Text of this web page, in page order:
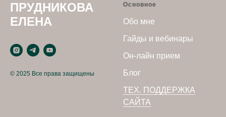
ПРУДНИКОВА
ЕЛЕНА
© 2025 Все права защищены
Основное
Обо мне
Гайды и вебинары
Он-лайн прием
Блог
ТЕХ. ПОДДЕРЖКА
САЙТА